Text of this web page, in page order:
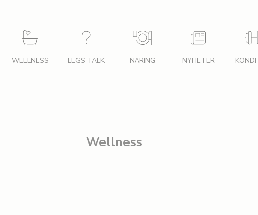
WELLNESS LEGS TALK NÄRING NYHETER
Wellness